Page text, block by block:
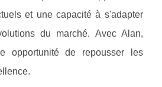
et une capacité à s'adapter
du marché. Avec Alan,
opportunité de repousser les